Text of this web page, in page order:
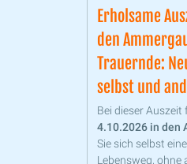
Erholsame
den
Trauernde:
selbst und
Bei dieser
4.10.2026 in den
Sie sich selbst
Lebensweg, ohne